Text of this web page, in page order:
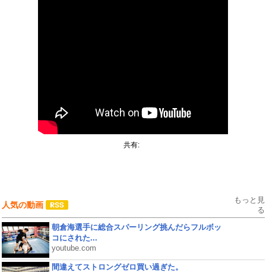
共有:
人気の動画
もっと見
る
朝倉海選手に総合スパーリング挑んだらフルボッ
コにされた...
youtube.com
間違えてストロングゼロ買い過ぎた。